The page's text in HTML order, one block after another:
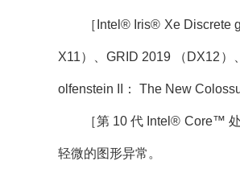
［Intel® Iris® Xe Discrete
X11）、GRID 2019 （DX12）
olfenstein II： The New
［第 10 代 Intel® Core™ 处理
轻微的图形异常。